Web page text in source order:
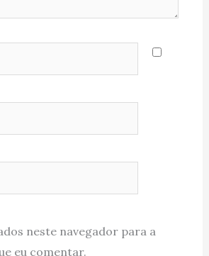
neste navegador para a
eu comentar.